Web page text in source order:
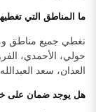
ما المناطق التي
نغطي جميع مناطق
حولي، الأحمدي،
العدان، سعد
هل يوجد ضمان على